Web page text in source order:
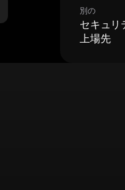
別の
セキュリ
上場先